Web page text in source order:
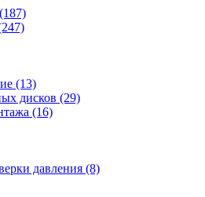
(187)
(13)
дисков (29)
(16)
давления (8)